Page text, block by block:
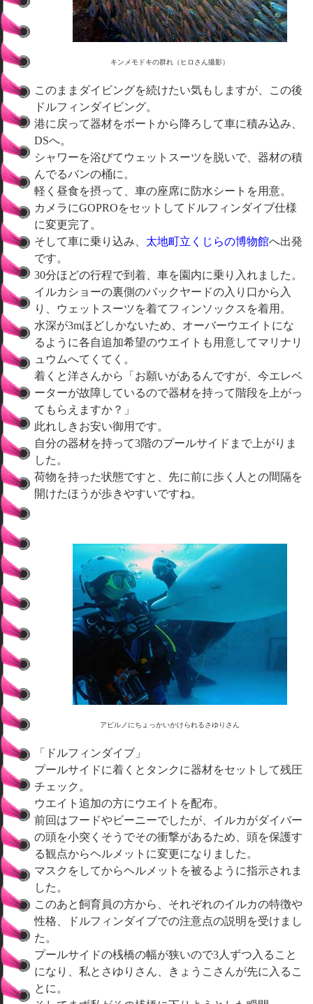
キンメモドキの群れ（ヒロさん撮影）
このままダイビングを続けたい気もしますが、この後
ドルフィンダイビング。
港に戻って器材をボートから降ろして車に積み込み、
DSへ。
シャワーを浴びてウェットスーツを脱いで、器材の積
んでるバンの桶に。
軽く昼食を摂って、車の座席に防水シートを用意。
カメラにGOPROをセットしてドルフィンダイブ仕様
に変更完了。
そして車に乗り込み、 太地町立くじらの博物館へ出発
です。
30分ほどの行程で到着、車を園内に乗り入れました。
イルカショーの裏側のバックヤードの入り口から入
り、ウェットスーツを着てフィンソックスを着用。
水深が3mほどしかないため、オーバーウエイトにな
るように各自追加希望のウエイトも用意してマリナリ
ュウムへてくてく。
着くと洋さんから「お願いがあるんですが、今エレベ
ーターが故障しているので器材を持って階段を上がっ
てもらえますか？」
此れしきお安い御用です。
自分の器材を持って3階のプールサイドまで上がりま
した。
荷物を持った状態ですと、先に前に歩く人との間隔を
開けたほうが歩きやすいですね。
アビルノにちょっかいかけられるさゆりさん
「ドルフィンダイブ」
プールサイドに着くとタンクに器材をセットして残圧
チェック。
ウエイト追加の方にウエイトを配布。
前回はフードやビーニーでしたが、イルカがダイバー
の頭を小突くそうでその衝撃があるため、頭を保護す
る観点からヘルメットに変更になりました。
マスクをしてからヘルメットを被るように指示されま
した。
このあと飼育員の方から、それぞれのイルカの特徴や
性格、ドルフィンダイブでの注意点の説明を受けまし
た。
プールサイドの桟橋の幅が狭いので3人ずつ入ること
になり、私とさゆりさん、きょうこさんが先に入るこ
とに。